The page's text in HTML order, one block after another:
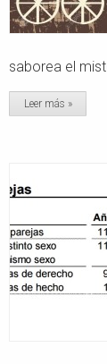
saborea el
Leer más »